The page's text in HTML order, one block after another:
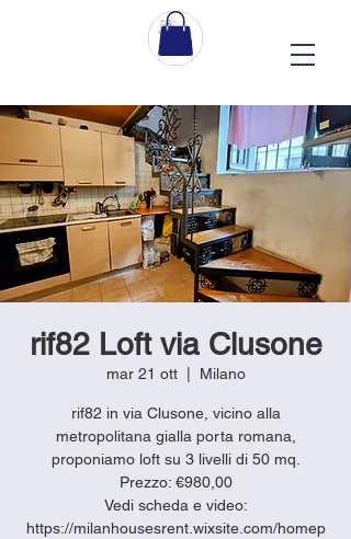
rif82 Loft via Clusone
mar 21 ott
  |
Milano
rif82 in via Clusone, vicino alla
metropolitana gialla porta romana,
proponiamo loft su 3 livelli di 50 mq.
Prezzo: €980,00
Vedi scheda e video:
https://milanhousesrent.wixsite.com/homep